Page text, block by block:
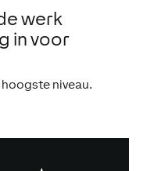
werk
in voor
niveau.